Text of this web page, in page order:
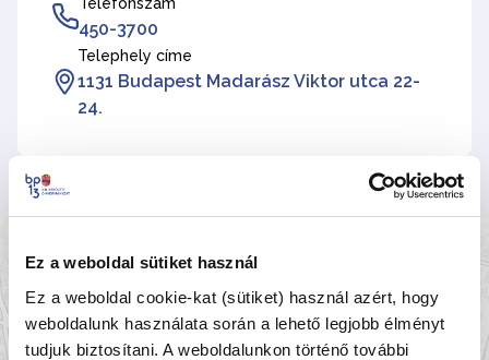
Ez a weboldal sütiket használ
Ez a weboldal cookie-kat (sütiket) használ azért, hogy
weboldalunk használata során a lehető legjobb élményt
tudjuk biztosítani. A weboldalunkon történő további
450-3700
Telephely címe
1131 Budapest Madarász Viktor utca 22-
24.